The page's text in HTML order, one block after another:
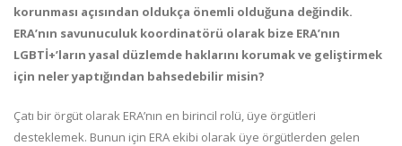
korunması açısından oldukça önemli olduğuna değindik.
ERA’nın savunuculuk koordinatörü olarak bize ERA’nın
LGBTİ+’ların yasal düzlemde haklarını korumak ve geliştirmek
için neler yaptığından bahsedebilir misin?
Çatı bir örgüt olarak ERA’nın en birincil rolü, üye örgütleri
desteklemek. Bunun için ERA ekibi olarak üye örgütlerden gelen